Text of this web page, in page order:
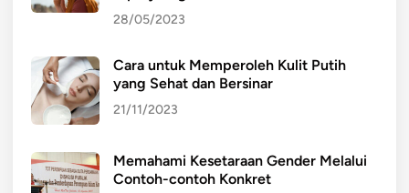
28/05/2023
Cara untuk Memperoleh Kulit Putih
yang Sehat dan Bersinar
21/11/2023
Memahami Kesetaraan Gender Melalui
Contoh-contoh Konkret